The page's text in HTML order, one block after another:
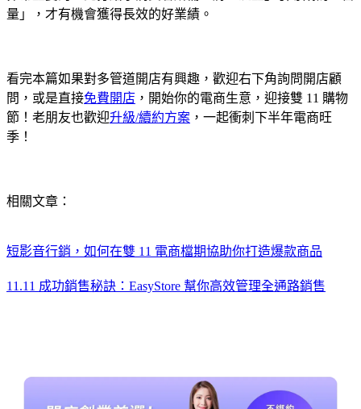
量」，才有機會獲得長效的好業績。
看完本篇如果對多管道開店有興趣，歡迎右下角詢問開店顧
問，或是直接免費開店 ，開始你的電商生意，迎接雙 11 購物
節！老朋友也歡迎升級/續約方案 ，一起衝刺下半年電商旺
季！
相關文章：
短影音行銷，如何在雙 11 電商檔期協助你打造爆款商品
11.11 成功銷售秘訣：EasyStore 幫你高效管理全通路銷售